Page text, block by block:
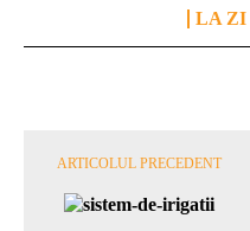
LA ZI
ARTICOLUL PRECEDENT